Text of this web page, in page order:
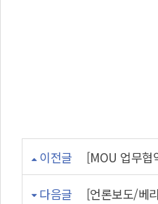
이전글 [MOU 업무협
다음글 [언론보도/베